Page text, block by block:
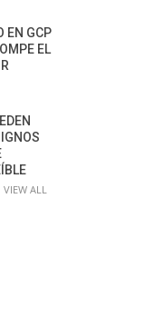
EN GCP
EL
VIEW ALL